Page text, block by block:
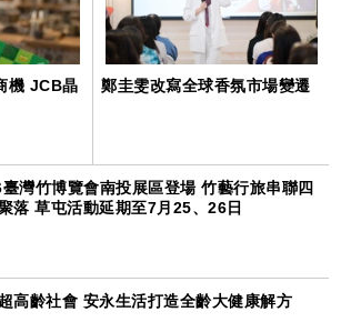
機 JCB晶
鄭圭雯改寫全球香氛市場變遷
灣竹博覽會南投展區登場 竹藝行旅串聯四
落 草屯活動延期至7月25、26日
高齡社會 安永生活打造全齡大健康解方